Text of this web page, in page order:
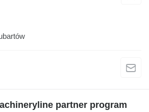
partner program